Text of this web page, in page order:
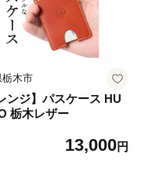
栃木市
ンジ】パスケース HU
栃木レザー
13,000円